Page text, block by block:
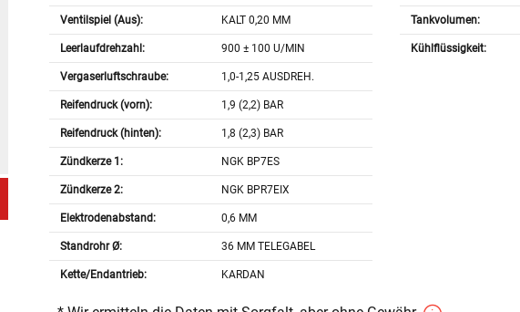
Ventilspiel (Aus): KALT 0,20 MM
Leerlaufdrehzahl: 900 ± 100 U/MIN
Vergaserluftschraube: 1,0-1,25 AUSDREH.
Reifendruck (vorn): 1,9 (2,2) BAR
Reifendruck (hinten): 1,8 (2,3) BAR
Zündkerze 1: NGK BP7ES
Zündkerze 2: NGK BPR7EIX
Elektrodenabstand: 0,6 MM
Standrohr Ø: 36 MM TELEGABEL
Kette/Endantrieb: KARDAN
Tankvolumen:
Kühlflüssigkeit: